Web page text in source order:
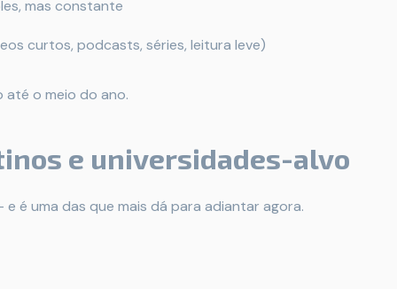
mas constante
curtos, podcasts, séries, leitura leve)
até o meio do ano.
e universidades-alvo
é uma das que mais dá para adiantar agora.